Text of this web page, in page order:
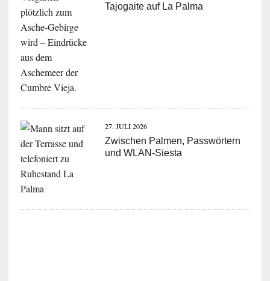
Tajogaite auf La Palma
27. JULI 2026
Zwischen Palmen, Passwörtern
und WLAN-Siesta